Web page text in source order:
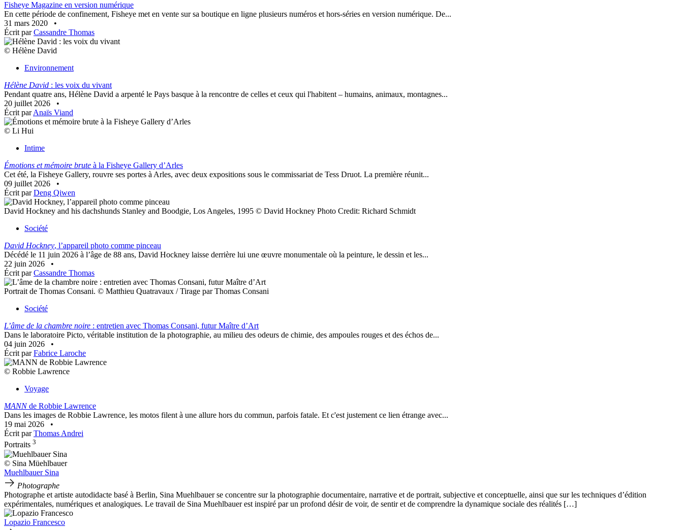
Fisheye Magazine en version numérique
En cette période de confinement, Fisheye met en vente sur sa boutique en ligne plusieurs numéros et hors-séries en version numérique. De...
31 mars 2020
•
Écrit parCassandre Thomas
© Hélène David
Environnement
Hélène David : les voix du vivant
Pendant quatre ans, Hélène David a arpenté le Pays basque à la rencontre de celles et ceux qui l'habitent – humains, animaux, montagnes...
20 juillet 2026
•
Écrit parAnaïs Viand
© Li Hui
Intime
Émotions et mémoire brute à la Fisheye Gallery d’Arles
Cet été, la Fisheye Gallery, rouvre ses portes à Arles, avec deux expositions sous le commissariat de Tess Druot. La première réunit...
09 juillet 2026
•
Écrit parDeng Qiwen
David Hockney and his dachshunds Stanley and Boodgie, Los Angeles, 1995 © David Hockney Photo Credit: Richard Schmidt
Société
David Hockney, l’appareil photo comme pinceau
Décédé le 11 juin 2026 à l’âge de 88 ans, David Hockney laisse derrière lui une œuvre monumentale où la peinture, le dessin et les...
22 juin 2026
•
Écrit parCassandre Thomas
Portrait de Thomas Consani. © Matthieu Quatravaux / Tirage par Thomas Consani
Société
L’âme de la chambre noire : entretien avec Thomas Consani, futur Maître d’Art
Dans le laboratoire Picto, véritable institution de la photographie, au milieu des odeurs de chimie, des ampoules rouges et des échos de...
04 juin 2026
•
Écrit parFabrice Laroche
© Robbie Lawrence
Voyage
MANNde Robbie Lawrence
Dans les images de Robbie Lawrence, les motos filent à une allure hors du commun, parfois fatale. Et c'est justement ce lien étrange avec...
19 mai 2026
•
Écrit parThomas Andrei
Portraits 3
© Sina Müehlbauer
Muehlbauer Sina
Photographe
Photographe et artiste autodidacte basé à Berlin, Sina Muehlbauer se concentre sur la photographie documentaire, narrative et de portrait, subjective et conceptuelle, ainsi que sur les techniques d’édition
expérimentales, numériques et analogiques. Le travail de Sina Muehlbauer est inspiré par un profond désir de voir, de sentir et de comprendre la dynamique sociale des réalités […]
Lopazio Francesco